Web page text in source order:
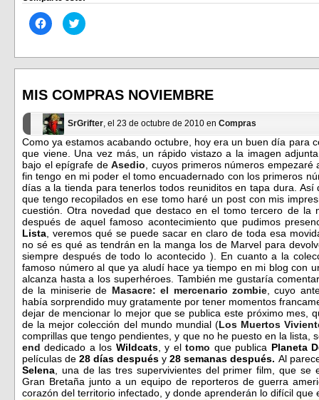
Haz
clic
en
(Se
en
una
nueva)
Haz
clic
en
(Se
en
una
nueva)
MIS COMPRAS NOVIEMBRE
SrGrifter, el 23 de octubre de 2010 en Compras
Como ya estamos acabando octubre, hoy era un buen día para
que viene. Una vez más, un rápido vistazo a la imagen
bajo el epígrafe deAsedio, cuyos primeros números
fin tengo en mi poder el tomo encuadernado con los primeros
días a la tienda para tenerlos todos reuniditos en tapa dura.
que tengo recopilados en ese tomo haré un post con mis
cuestión. Otra novedad que destaco en el tomo tercero de la
después de aquel famoso acontecimiento que pudimos
Lista, veremos qué se puede sacar en claro de toda esa
no sé es qué as tendrán en la manga los de Marvel para
siempre después de todo lo acontecido ). En cuanto a la
famoso número al que ya aludí hace ya tiempo en mi blog con
alcanza hasta a los superhéroes. También me gustaría
de la miniserie de Masacre: el mercenario zombie, cuyo
había sorprendido muy gratamente por tener momentos
dejar de mencionar lo mejor que se publica este próximo mes,
de la mejor colección del mundo mundial (Los Muertos
comprillas que tengo pendientes, y que no he puesto en la lista,
end dedicado a los Wildcats, y eltomo que publica Planeta
películas de28 días después y28 semanas después. Al
Selena, una de las tres supervivientes del primer film, que se
Gran Bretaña junto a un equipo de reporteros de guerra
corazón del territorio infectado, y donde aprenderán lo difícil que